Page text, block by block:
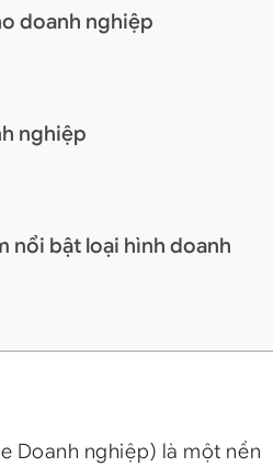
doanh nghiệp
nghiệp
nổi bật loại hình doanh
Doanh nghiệp) là một nền